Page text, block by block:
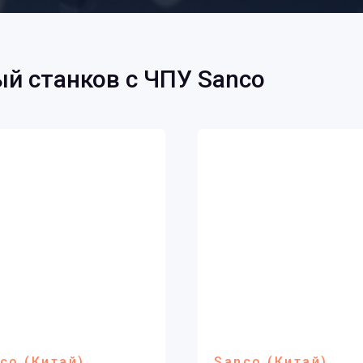
станков с ЧПУ Sanco